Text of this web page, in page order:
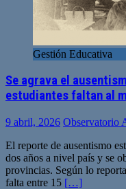
Gestión Educativa
Se agrava el
estudiantes faltan al
9 abril, 2026 Observatorio
El reporte de ausentismo
dos años a nivel país y se
provincias. Según lo
falta entre 15 […]